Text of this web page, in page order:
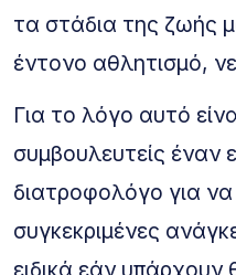
τα στάδια της ζωής
έντονο αθλητισμό,
Για το λόγο αυτό
συμβουλευτείς έναν
διατροφολόγο για να
συγκεκριμένες
ειδικά εάν υπάρχουν